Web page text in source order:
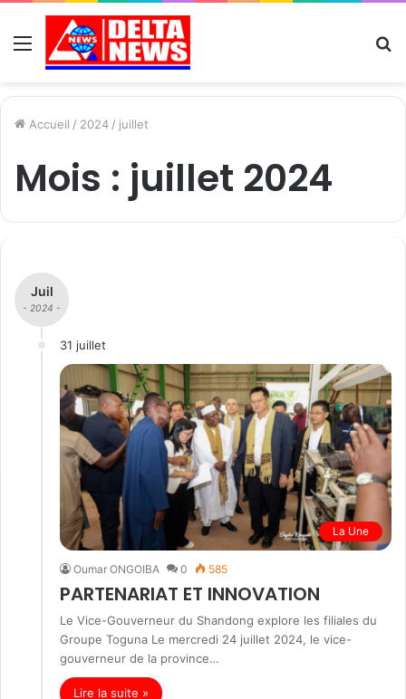
Menu
Accueil / 2024 / juillet
Mois : juillet 2024
Juil
- 2024 -
31 juillet
La Une
Oumar ONGOIBA 0 585
PARTENARIAT ET INNOVATION
Le Vice-Gouverneur du Shandong explore les filiales du
Groupe Toguna Le mercredi 24 juillet 2024, le vice-
gouverneur de la province…
Lire la suite »